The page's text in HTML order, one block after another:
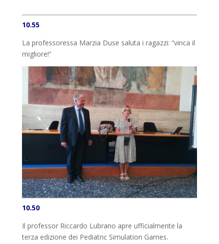
10.55
La professoressa Marzia Duse saluta i ragazzi: “vinca il
migliore!”
10.50
Il professor Riccardo Lubrano apre ufficialmente la
terza edizione dei Pediatric Simulation Games.